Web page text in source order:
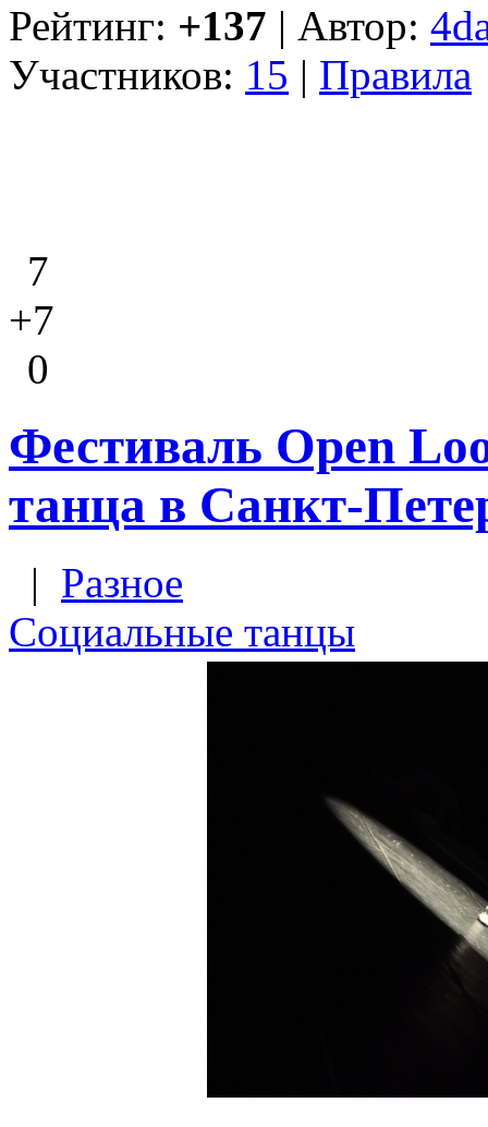
Рейтинг: +137 | Автор:
Участников: 15 | Правила
7
+7
0
Фестиваль Open
танца в Санкт-
| Разное
Социальные танцы